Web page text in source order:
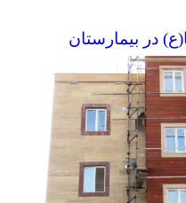
در بیمارستان